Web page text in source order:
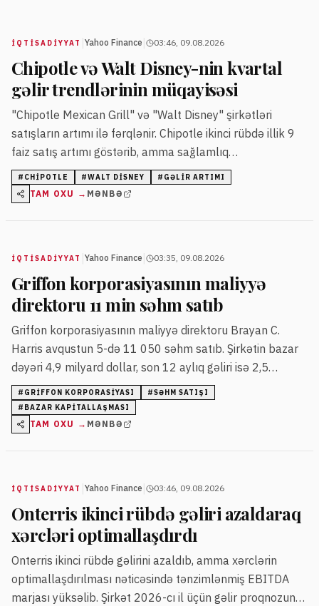
İQTISADIYYAT Yahoo Finance 03:46, 09.08.2026
Chipotle və Walt Disney-nin kvartal
gəlir trendlərinin müqayisəsi
"Chipotle Mexican Grill" və "Walt Disney" şirkətləri
satışların artımı ilə fərqlənir. Chipotle ikinci rübdə illik 9
faiz satış artımı göstərib, amma sağlamlıq
xəbərdarlıqları onun səhmlərinə təzyiq edib.
# CHIPOTLE #WALT DISNEY # GƏLIR ARTIMI
TAM OXU → MƏNBƏ
İQTISADIYYAT Yahoo Finance 03:35, 09.08.2026
Griffon korporasiyasının maliyyə
direktoru 11 min səhm satıb
Griffon korporasiyasının maliyyə direktoru Brayan C.
Harris avqustun 5-də 11 050 səhm satıb. Şirkətin bazar
dəyəri 4,9 milyard dollar, son 12 aylıq gəliri isə 2,5
milyard dollar səviyyəsindədir.
# GRIFFON KORPORASIYASI #SƏHM SATIŞI
# BAZAR KAPITALLAŞMASI
TAM OXU → MƏNBƏ
İQTISADIYYAT Yahoo Finance 03:46, 09.08.2026
Onterris ikinci rübdə gəliri azaldaraq
xərcləri optimallaşdırdı
Onterris ikinci rübdə gəlirini azaldıb, amma xərclərin
optimallaşdırılması nəticəsində tənzimlənmiş EBITDA
marjası yüksəlib. Şirkət 2026-cı il üçün gəlir proqnozunu